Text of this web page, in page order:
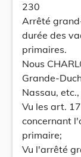
230
Arrêté
durée des
primaires.
Nous
Grande-
Nassau,
Vu les art.
concernant
primaire;
Vu l'arrêté